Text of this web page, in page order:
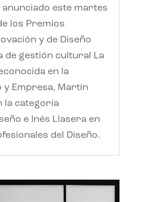
este martes
los Premios
y de Diseño
de gestión cultural La
en la
y Empresa, Martín
la categoría
e Inés Llasera en
del Diseño.